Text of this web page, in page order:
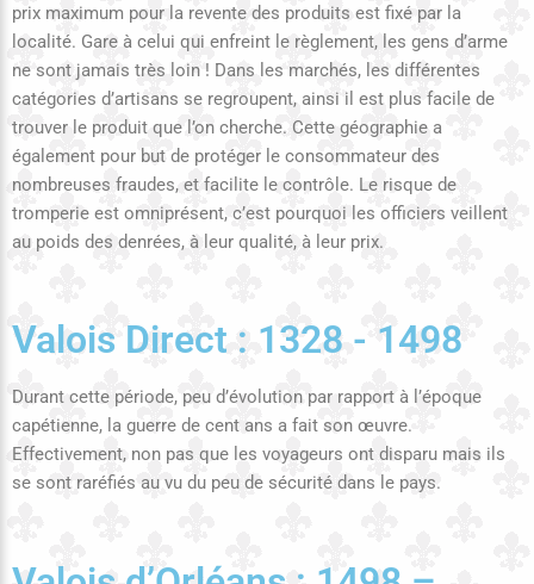
prix maximum pour la revente des produits est fixé par la
localité. Gare à celui qui enfreint le règlement, les gens d’arme
ne sont jamais très loin ! Dans les marchés, les différentes
catégories d’artisans se regroupent, ainsi il est plus facile de
trouver le produit que l’on cherche. Cette géographie a
également pour but de protéger le consommateur des
nombreuses fraudes, et facilite le contrôle. Le risque de
tromperie est omniprésent, c’est pourquoi les officiers veillent
au poids des denrées, à leur qualité, à leur prix.
Valois Direct : 1328 - 1498
Durant cette période, peu d’évolution par rapport à l’époque
capétienne, la guerre de cent ans a fait son œuvre.
Effectivement, non pas que les voyageurs ont disparu mais ils
se sont raréfiés au vu du peu de sécurité dans le pays.